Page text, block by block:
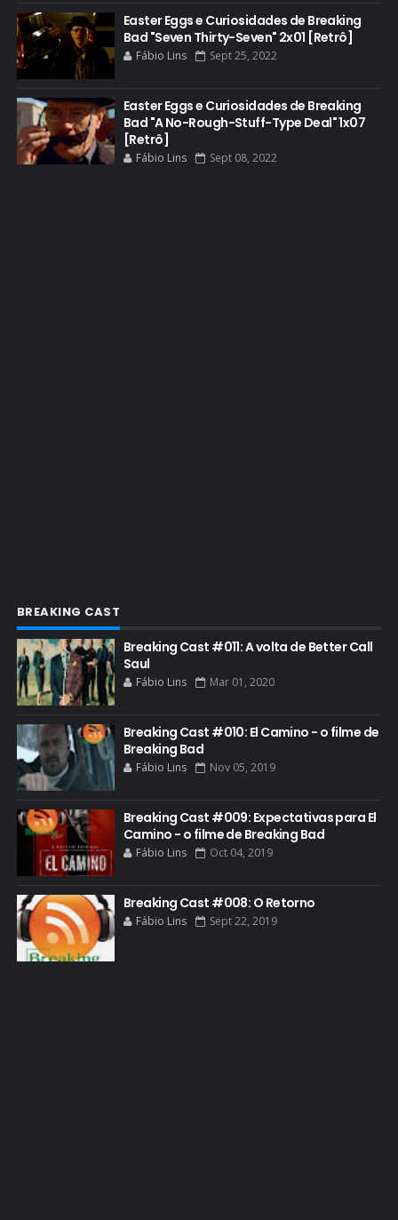
DOS HOMBRES MEZCAL
EASTER EGGS
EDITORIAL
EL CAMINO
ELECTRIC DREAMS
ELENCO 5ª TEMPORADA
FELIZ NATAL
FILME
GIANCARLO ESPOSITO
GOLDEN GLOBE
GRACEPOINT
GREENBRIER
GUIA DE EPISÓDIOS
GUS FRING
HCATV AWARDS
HCATV AWARDS 2022
HECTOR SALAMANCA
Easter Eggs e Curiosidades de Breaking
Bad "Seven Thirty-Seven" 2x01 [Retrô]
Fábio Lins Sept 25, 2022
Easter Eggs e Curiosidades de Breaking
Bad "A No-Rough-Stuff-Type Deal" 1x07
[Retrô]
Fábio Lins Sept 08, 2022
BREAKING CAST
Breaking Cast #011: A volta de Better Call
Saul
Fábio Lins Mar 01, 2020
Breaking Cast #010: El Camino - o filme de
Breaking Bad
Fábio Lins Nov 05, 2019
Breaking Cast #009: Expectativas para El
Camino - o filme de Breaking Bad
Fábio Lins Oct 04, 2019
Breaking Cast #008: O Retorno
Fábio Lins Sept 22, 2019